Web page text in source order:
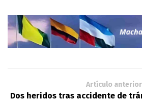
Artículo anterior
Dos heridos tras accidente de